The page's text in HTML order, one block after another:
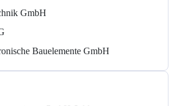
GmbH
Bauelemente GmbH